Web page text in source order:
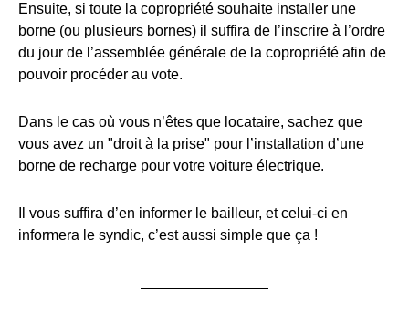
Ensuite, si toute la copropriété souhaite installer une
borne (ou plusieurs bornes) il suffira de l’inscrire à l’ordre
du jour de l’assemblée générale de la copropriété afin de
pouvoir procéder au vote.
Dans le cas où vous n’êtes que locataire, sachez que
vous avez un "droit à la prise" pour l’installation d’une
borne de recharge pour votre voiture électrique.
Il vous suffira d’en informer le bailleur, et celui-ci en
informera le syndic, c’est aussi simple que ça !